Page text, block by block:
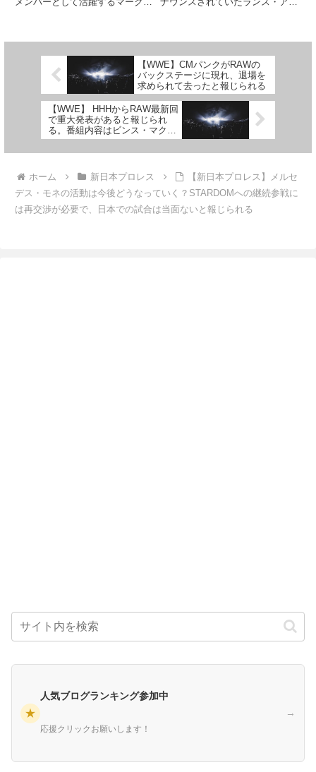
ました。現在、彼は2023年1...
新たなヒールレスラーが...
【WWE】CMパンクがRAWの
バックステージに現れ、退場を
求められて去ったと報じられる
【WWE】 HHHからRAW最新回
で重大発表があると報じられ
る。番組内容はビンス・マクマ
ホンが大幅変更
ホーム 新日本プロレス
【新日本プロレス】メルセ
デス・モネの活動は今後どうなっていく？STARDOMへの継続参戦に
は再交渉が必要で、日本での試合は当面ないと報じられる
★
人気ブログランキング参加中
応援クリックお願いします！
→